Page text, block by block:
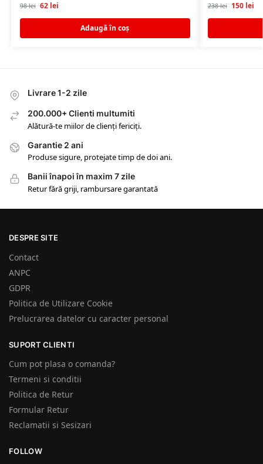
98lei 62 lei
Adaugă în coș
238lei 150 lei
Livrare 1-2 zile
200.000+ Clienti multumiti
Alătură-te miilor de clienți fericiți.
Garantie 2 ani
Produse sigure, protejate timp de doi ani.
Banii înapoi în maxim 7 zile
Retur fără griji, rambursare garantată
DESPRE SITE
Contact
ANPC
GDPR
Politica de Utilizare Cookie
Prelucrarea datelor cu caracter personal
SUPORT CLIENTI
Cum pot plasa o comanda?
Termeni si conditii
Politica de Retur
Formular Retur
Reclamatii si Sesizari
FOLLOW